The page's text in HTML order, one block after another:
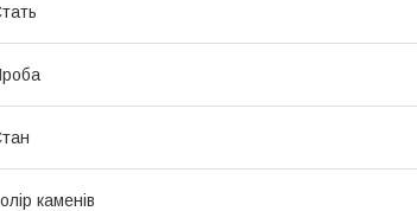
каменів